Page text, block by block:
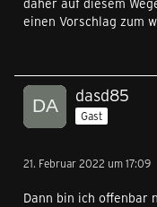
daher auf diesem
einen Vorschlag zum
dasd85
Gast
21. Februar 2022 um 17:09
Dann bin ich offenbar